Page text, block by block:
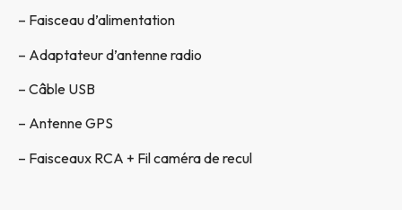
– Faisceau d’alimentation
– Adaptateur d’antenne radio
– Câble USB
– Antenne GPS
– Faisceaux RCA + Fil caméra de recul